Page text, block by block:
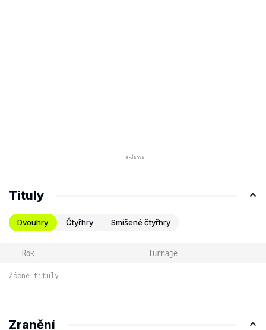
Tituly
Dvouhry Čtyřhry Smíšené čtyřhry
Rok Turnaje
Žádné tituly
Zranění